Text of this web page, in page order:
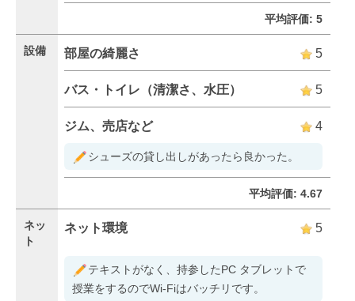
平均評価: 5
設備 部屋の綺麗さ 5
バス・トイレ（清潔さ、水圧） 5
ジム、売店など 4
シューズの貸し出しがあったら良かった。
平均評価: 4.67
ネッ
ト
ネット環境 5
テキストがなく、持参したPC タブレットで
授業をするのでWi-Fiはバッチリです。